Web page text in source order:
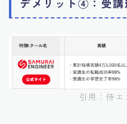
引用：侍